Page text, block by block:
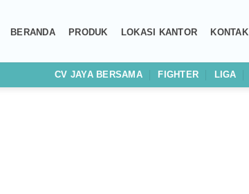
BERANDA PRODUK LOKASI KANTOR KONTAK
CV JAYA BERSAMA FIGHTER LIGA